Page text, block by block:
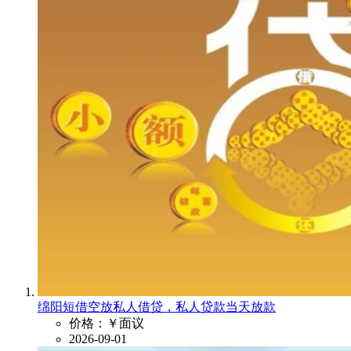
绵阳短借空放私人借贷，私人贷款当天放款
价格：￥面议
2026-09-01